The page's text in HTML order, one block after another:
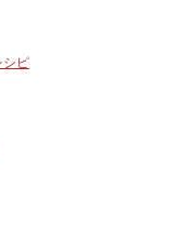
シピ